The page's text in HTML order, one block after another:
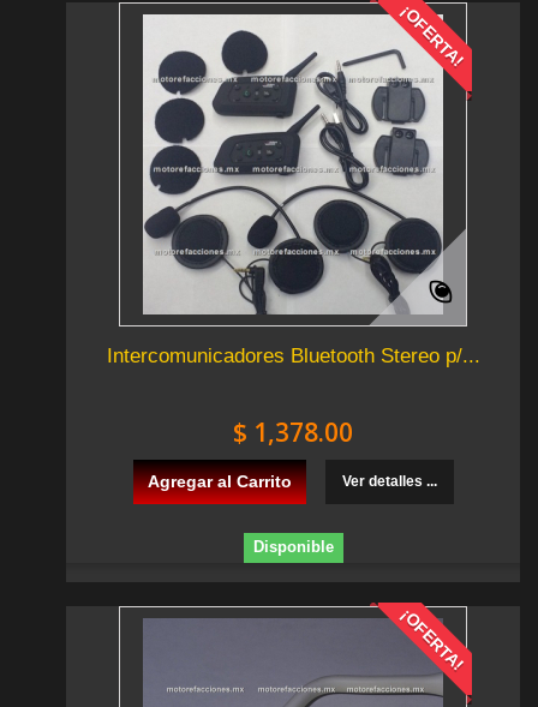
¡OFERTA!
Intercomunicadores Bluetooth Stereo p/...
$ 1,378.00
Agregar al Carrito Ver detalles ...
Disponible
¡OFERTA!